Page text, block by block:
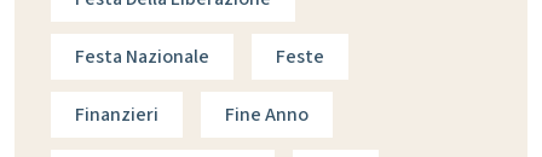
Festa Nazionale Feste
Finanzieri Fine Anno